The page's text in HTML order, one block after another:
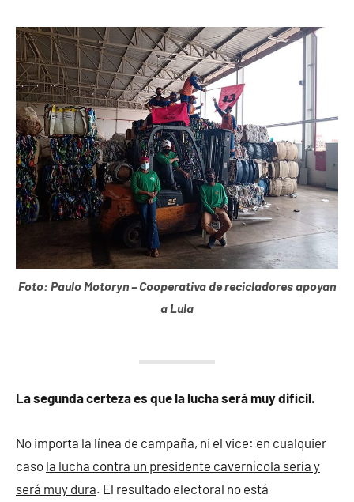
Foto: Paulo Motoryn – Cooperativa de recicladores apoyan
a Lula
La segunda certeza es que la lucha será muy difícil.
No importa la línea de campaña, ni el vice: en cualquier
caso la lucha contra un presidente cavernícola sería y
será muy dura. El resultado electoral no está